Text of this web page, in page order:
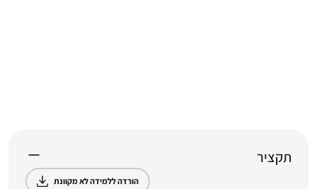
תקציר
הורדה ללמידה לא מקוונת